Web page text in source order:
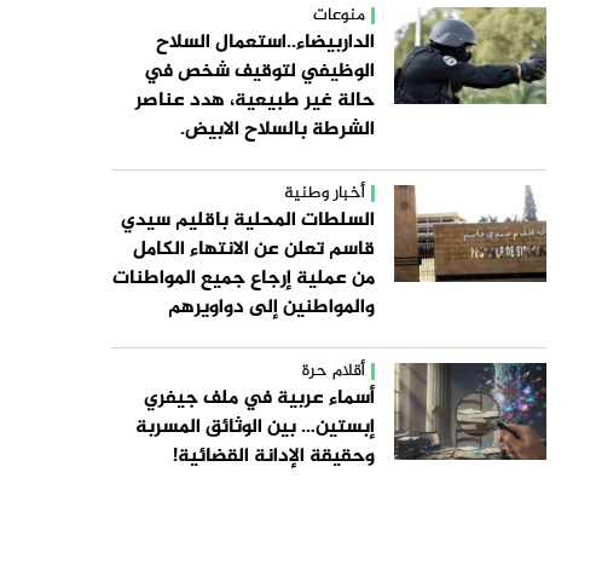
منوعات
الداربيضاء..استعمال السلاح
الوظيفي لتوقيف شخص في
حالة غير طبيعية، هدد عناصر
الشرطة بالسلاح الابيض.
أخبار وطنية
السلطات المحلية باقليم سيدي
قاسم تعلن عن الانتهاء الكامل
من عملية إرجاع جميع المواطنات
والمواطنين إلى دواويرهم
أقلام حرة
أسماء عربية في ملف جيفري
إبستين… بين الوثائق المسربة
وحقيقة الإدانة القضائية!